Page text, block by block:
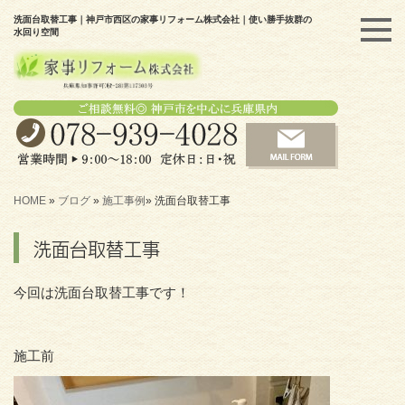
洗面台取替工事｜神戸市西区の家事リフォーム株式会社｜使い勝手抜群の
水回り空間
HOME » ブログ » 施工事例» 洗面台取替工事
洗面台取替工事
今回は洗面台取替工事です！
施工前